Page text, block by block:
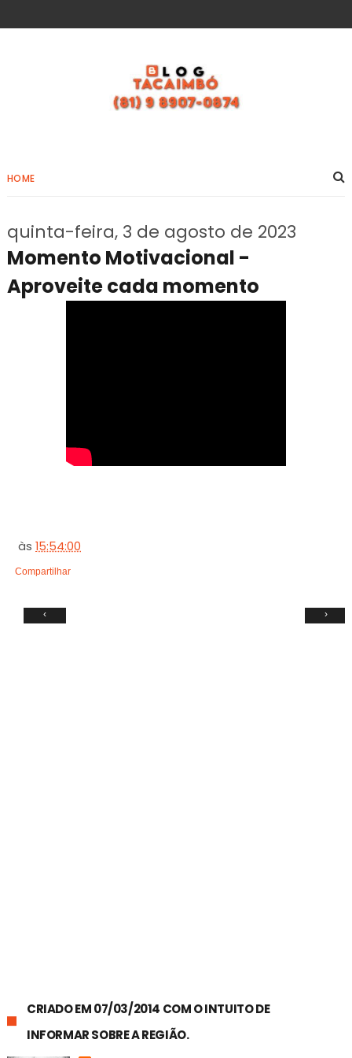
HOME
quinta-feira, 3 de agosto de 2023
Momento Motivacional -
Aproveite cada momento
às15:54:00
Compartilhar
‹ ›
CRIADO EM 07/03/2014 COM O INTUITO DE
INFORMAR SOBRE A REGIÃO.